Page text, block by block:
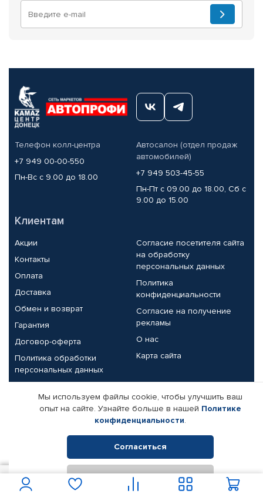
Телефон колл-центра
+7 949 00-00-550
Пн-Вс с 9.00 до 18.00
Автосалон (отдел продаж
автомобилей)
+7 949 503-45-55
Пн-Пт с 09.00 до 18.00, Сб с
9.00 до 15.00
Клиентам
Акции
Контакты
Оплата
Доставка
Обмен и возврат
Гарантия
Договор-оферта
Политика обработки
персональных данных
Согласие посетителя сайта
на обработку
персональных данных
Политика
конфиденциальности
Согласие на получение
рекламы
О нас
Карта сайта
Партнерам
Корпоративным клиентам
Поставщикам
Реквизиты компании
© КАМАЗ ЦЕНТР ДОНЕЦК, 2015-2026. Все права защищены.
Интернет-магазин автомобильных товаров Автопрофи.
Мы используем файлы cookie, чтобы улучшить ваш
опыт на сайте. Узнайте больше в нашей Политике
конфиденциальности.
Согласиться
Отклонить
В корзину